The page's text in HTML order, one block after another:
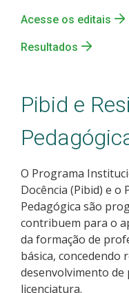
Acesse os editais
Resultados
Pibid e
O Programa
Docência (Pibid) e o
Pedagógica são
contribuem para o
da formação de
básica, concedendo
desenvolvimento de
licenciatura.